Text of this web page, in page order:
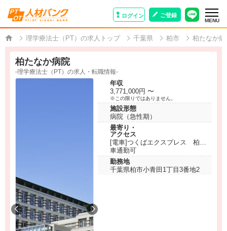
ログイン ご登録
MENU
理学療法士（PT）の求人トップ 千葉県 柏市 柏たなか病
柏たなか病院
-理学療法士（PT）の求人・転職情報-
年収
3,771,000円 〜
※この限りではありません。
施設形態
病院（急性期）
最寄り・
アクセス
[電車]つくばエクスプレス 柏た
なか駅より徒歩1分
車通勤可
勤務地
千葉県柏市小青田1丁目3番地2